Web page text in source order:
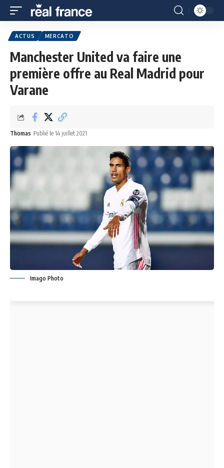
ACTUS MERCATO
Manchester United va faire une
première offre au Real Madrid pour
Varane
Thomas Publié le 14 juillet 2021
Imago Photo